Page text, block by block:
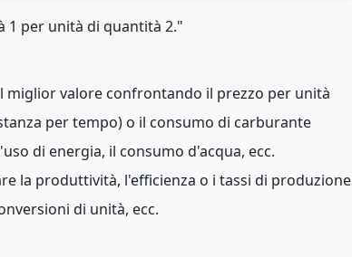
1 per unità di quantità 2."
miglior valore confrontando il prezzo per unità
per tempo) o il consumo di carburante
di energia, il consumo d'acqua, ecc.
la produttività, l'efficienza o i tassi di produzione
di unità, ecc.